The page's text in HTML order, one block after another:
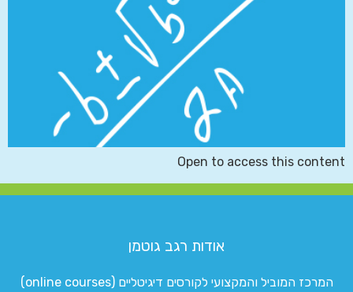
Open to access this content
אודות רגב גוטמן
המרכז המוביל והמקצועי לקורסים דיגיטליים (online courses)